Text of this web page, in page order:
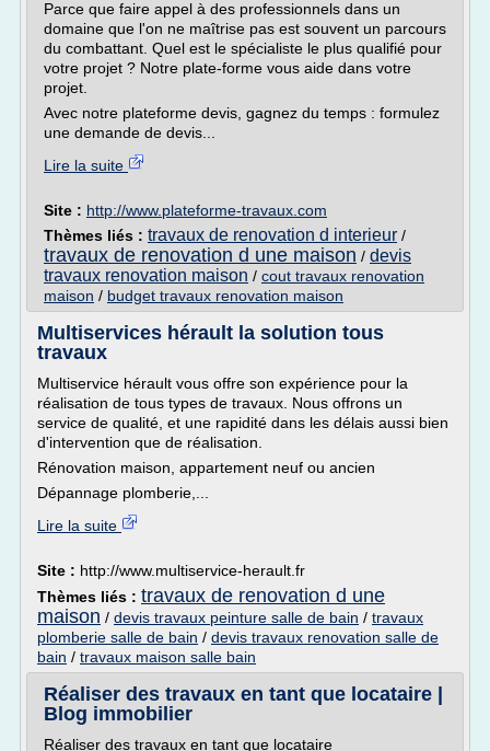
Parce que faire appel à des professionnels dans un
domaine que l'on ne maîtrise pas est souvent un parcours
du combattant. Quel est le spécialiste le plus qualifié pour
votre projet ? Notre plate-forme vous aide dans votre
projet.
Avec notre plateforme devis, gagnez du temps : formulez
une demande de devis...
Lire la suite
Site : http://www.plateforme-travaux.com
Thèmes liés : travaux de renovation d interieur /
travaux de renovation d une maison / devis
travaux renovation maison / cout travaux renovation
maison / budget travaux renovation maison
Multiservices hérault la solution tous
travaux
Multiservice hérault vous offre son expérience pour la
réalisation de tous types de travaux. Nous offrons un
service de qualité, et une rapidité dans les délais aussi bien
d'intervention que de réalisation.
Rénovation maison, appartement neuf ou ancien
Dépannage plomberie,...
Lire la suite
Site : http://www.multiservice-herault.fr
Thèmes liés : travaux de renovation d une
maison / devis travaux peinture salle de bain / travaux
plomberie salle de bain / devis travaux renovation salle de
bain / travaux maison salle bain
Réaliser des travaux en tant que locataire |
Blog immobilier
Réaliser des travaux en tant que locataire